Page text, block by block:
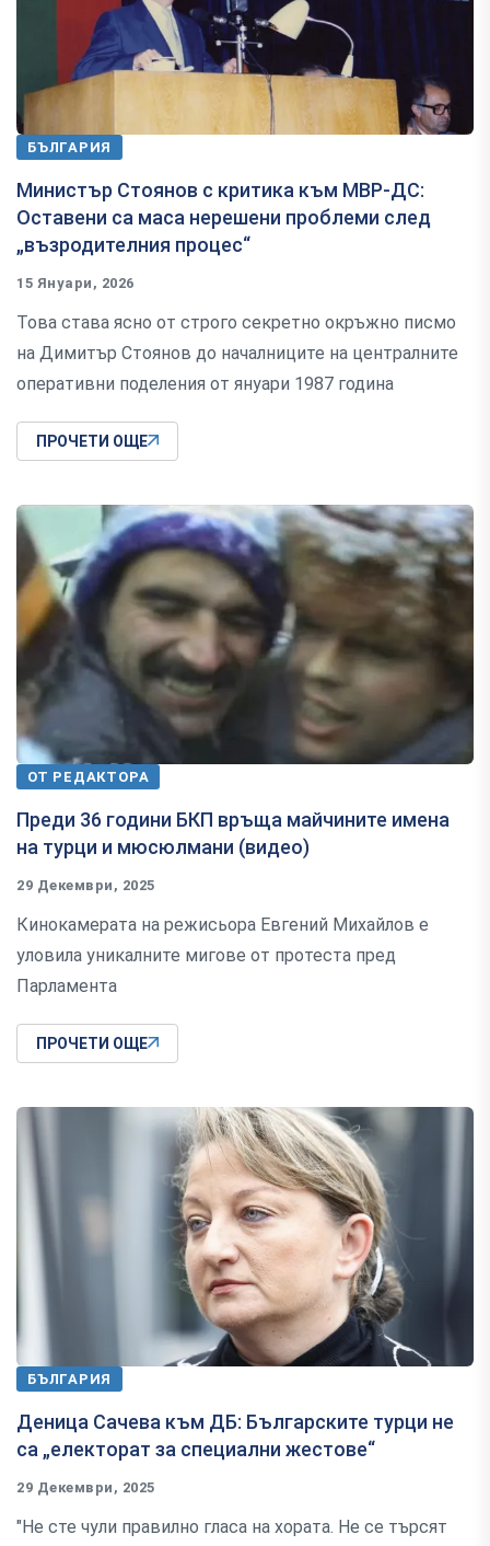
БЪЛГАРИЯ
Министър Стоянов с критика към МВР-ДС:
Оставени са маса нерешени проблеми след
„възродителния процес“
15 Януари, 2026
Това става ясно от строго секретно окръжно писмо
на Димитър Стоянов до началниците на централните
оперативни поделения от януари 1987 година
ПРОЧЕТИ ОЩЕ
ОТ РЕДАКТОРА
Преди 36 години БКП връща майчините имена
на турци и мюсюлмани (видео)
29 Декември, 2025
Кинокамерата на режисьора Евгений Михайлов е
уловила уникалните мигове от протеста пред
Парламента
ПРОЧЕТИ ОЩЕ
БЪЛГАРИЯ
Деница Сачева към ДБ: Българските турци не
са „електорат за специални жестове“
29 Декември, 2025
"Не сте чули правилно гласа на хората. Не се търсят